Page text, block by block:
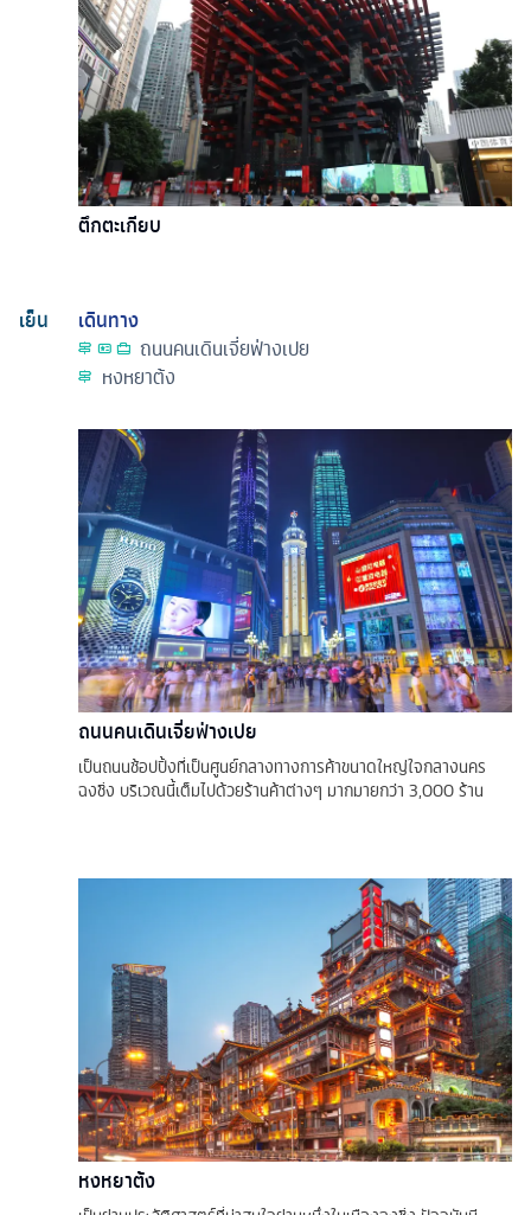
ตึกตะเกียบ
เย็น
เดินทาง
ถนนคนเดินเจี่ยฟ่างเปย
หงหยาต้ง
ถนนคนเดินเจี่ยฟ่างเปย
เป็นถนนช้อปปิ้งที่เป็นศูนย์กลางทางการค้าขนาดใหญ่ใจกลางนคร
ฉงชิ่ง บริเวณนี้เต็มไปด้วยร้านค้าต่างๆ มากมายกว่า 3,000 ร้าน
หงหยาต้ง